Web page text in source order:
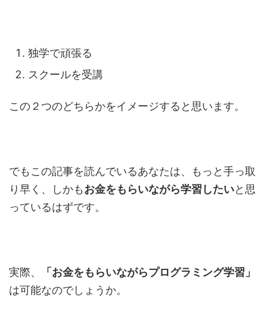
独学で頑張る
スクールを受講
この２つのどちらかをイメージすると思います。
でもこの記事を読んでいるあなたは、もっと手っ取
り早く、しかもお金をもらいながら学習したいと思
っているはずです。
実際、
「お金をもらいながらプログラミング学習」
は可能なのでしょうか。